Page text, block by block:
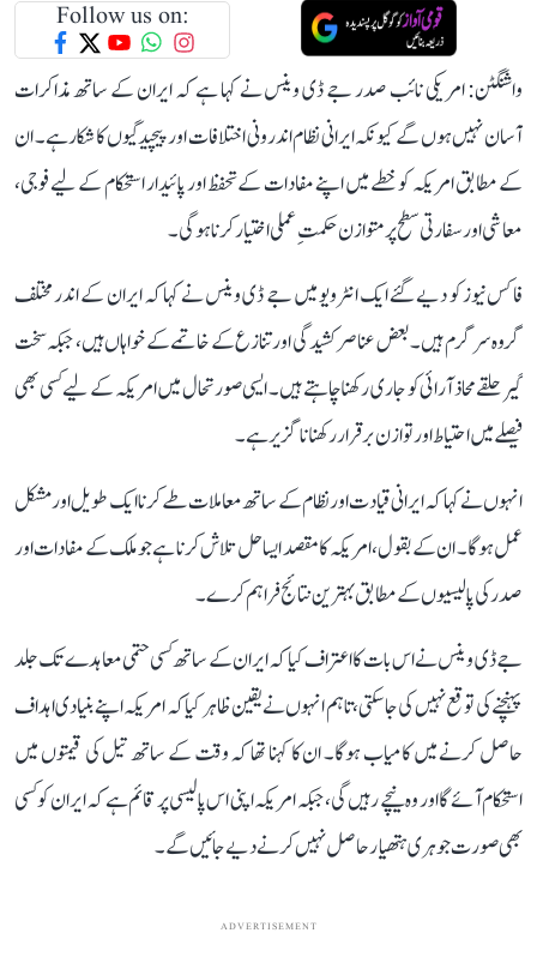
Follow us on:
واشنگٹن: امریکی نائب صدر جے ڈی وینس نے کہا ہے کہ ایران کے ساتھ مذاکرات
آسان نہیں ہوں گے کیونکہ ایرانی نظام اندرونی اختلافات اور پیچیدگیوں کا شکار ہے۔ ان
کے مطابق امریکہ کو خطے میں اپنے مفادات کے تحفظ اور پائیدار استحکام کے لیے فوجی،
معاشی اور سفارتی سطح پر متوازن حکمتِ عملی اختیار کرنا ہوگی۔
فاکس نیوز کو دیے گئے ایک انٹرویو میں جے ڈی وینس نے کہا کہ ایران کے اندر مختلف
گروہ سرگرم ہیں۔ بعض عناصر کشیدگی اور تنازع کے خاتمے کے خواہاں ہیں، جبکہ سخت
گیر حلقے محاذ آرائی کو جاری رکھنا چاہتے ہیں۔ ایسی صورتحال میں امریکہ کے لیے کسی بھی
فیصلے میں احتیاط اور توازن برقرار رکھنا ناگزیر ہے۔
انہوں نے کہا کہ ایرانی قیادت اور نظام کے ساتھ معاملات طے کرنا ایک طویل اور مشکل
عمل ہوگا۔ ان کے بقول، امریکہ کا مقصد ایسا حل تلاش کرنا ہے جو ملک کے مفادات اور
صدر کی پالیسیوں کے مطابق بہترین نتائج فراہم کرے۔
جے ڈی وینس نے اس بات کا اعتراف کیا کہ ایران کے ساتھ کسی حتمی معاہدے تک جلد
پہنچنے کی توقع نہیں کی جا سکتی، تاہم انہوں نے یقین ظاہر کیا کہ امریکہ اپنے بنیادی اہداف
حاصل کرنے میں کامیاب ہوگا۔ ان کا کہنا تھا کہ وقت کے ساتھ تیل کی قیمتوں میں
استحکام آئے گا اور وہ نیچے رہیں گی، جبکہ امریکہ اپنی اس پالیسی پر قائم ہے کہ ایران کو کسی
بھی صورت جوہری ہتھیار حاصل نہیں کرنے دیے جائیں گے۔
ADVERTISEMENT